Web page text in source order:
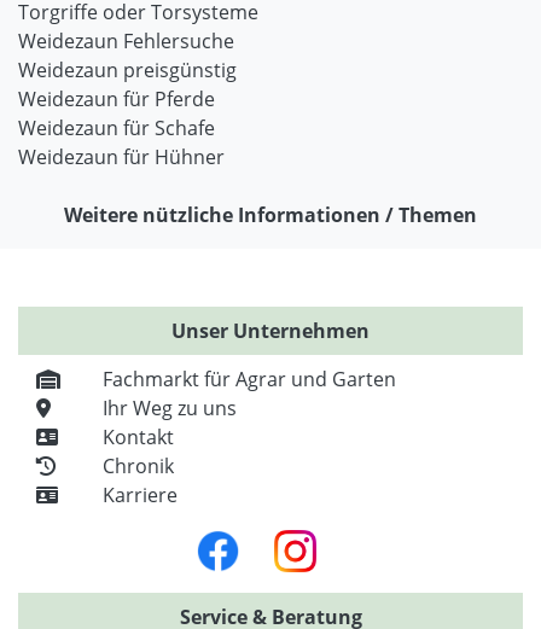
Torgriffe oder Torsysteme
Weidezaun Fehlersuche
Weidezaun preisgünstig
Weidezaun für Pferde
Weidezaun für Schafe
Weidezaun für Hühner
Weitere nützliche Informationen / Themen
Unser Unternehmen
Fachmarkt für Agrar und Garten
Ihr Weg zu uns
Kontakt
Chronik
Karriere
Service & Beratung